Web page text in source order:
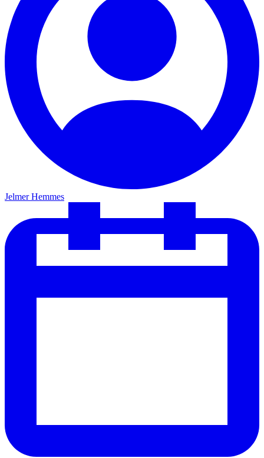
Jelmer Hemmes